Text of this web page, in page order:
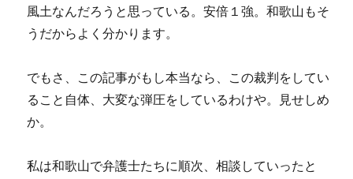
風土なんだろうと思っている。安倍１強。和歌山もそ
うだからよく分かります。
でもさ、この記事がもし本当なら、この裁判をしてい
ること自体、大変な弾圧をしているわけや。見せしめ
か。
私は和歌山で弁護士たちに順次、相談していったと